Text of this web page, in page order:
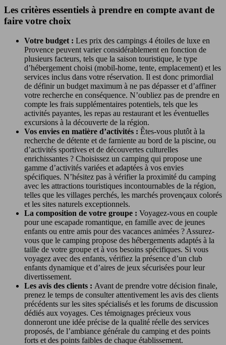
Les critères essentiels à prendre en compte avant de
faire votre choix
Votre budget : Les prix des campings 4 étoiles de luxe en
Provence peuvent varier considérablement en fonction de
plusieurs facteurs, tels que la saison touristique, le type
d’hébergement choisi (mobil-home, tente, emplacement) et les
services inclus dans votre réservation. Il est donc primordial
de définir un budget maximum à ne pas dépasser et d’affiner
votre recherche en conséquence. N’oubliez pas de prendre en
compte les frais supplémentaires potentiels, tels que les
activités payantes, les repas au restaurant et les éventuelles
excursions à la découverte de la région.
Vos envies en matière d’activités : Êtes-vous plutôt à la
recherche de détente et de farniente au bord de la piscine, ou
d’activités sportives et de découvertes culturelles
enrichissantes ? Choisissez un camping qui propose une
gamme d’activités variées et adaptées à vos envies
spécifiques. N’hésitez pas à vérifier la proximité du camping
avec les attractions touristiques incontournables de la région,
telles que les villages perchés, les marchés provençaux colorés
et les sites naturels exceptionnels.
La composition de votre groupe : Voyagez-vous en couple
pour une escapade romantique, en famille avec de jeunes
enfants ou entre amis pour des vacances animées ? Assurez-
vous que le camping propose des hébergements adaptés à la
taille de votre groupe et à vos besoins spécifiques. Si vous
voyagez avec des enfants, vérifiez la présence d’un club
enfants dynamique et d’aires de jeux sécurisées pour leur
divertissement.
Les avis des clients : Avant de prendre votre décision finale,
prenez le temps de consulter attentivement les avis des clients
précédents sur les sites spécialisés et les forums de discussion
dédiés aux voyages. Ces témoignages précieux vous
donneront une idée précise de la qualité réelle des services
proposés, de l’ambiance générale du camping et des points
forts et des points faibles de chaque établissement.